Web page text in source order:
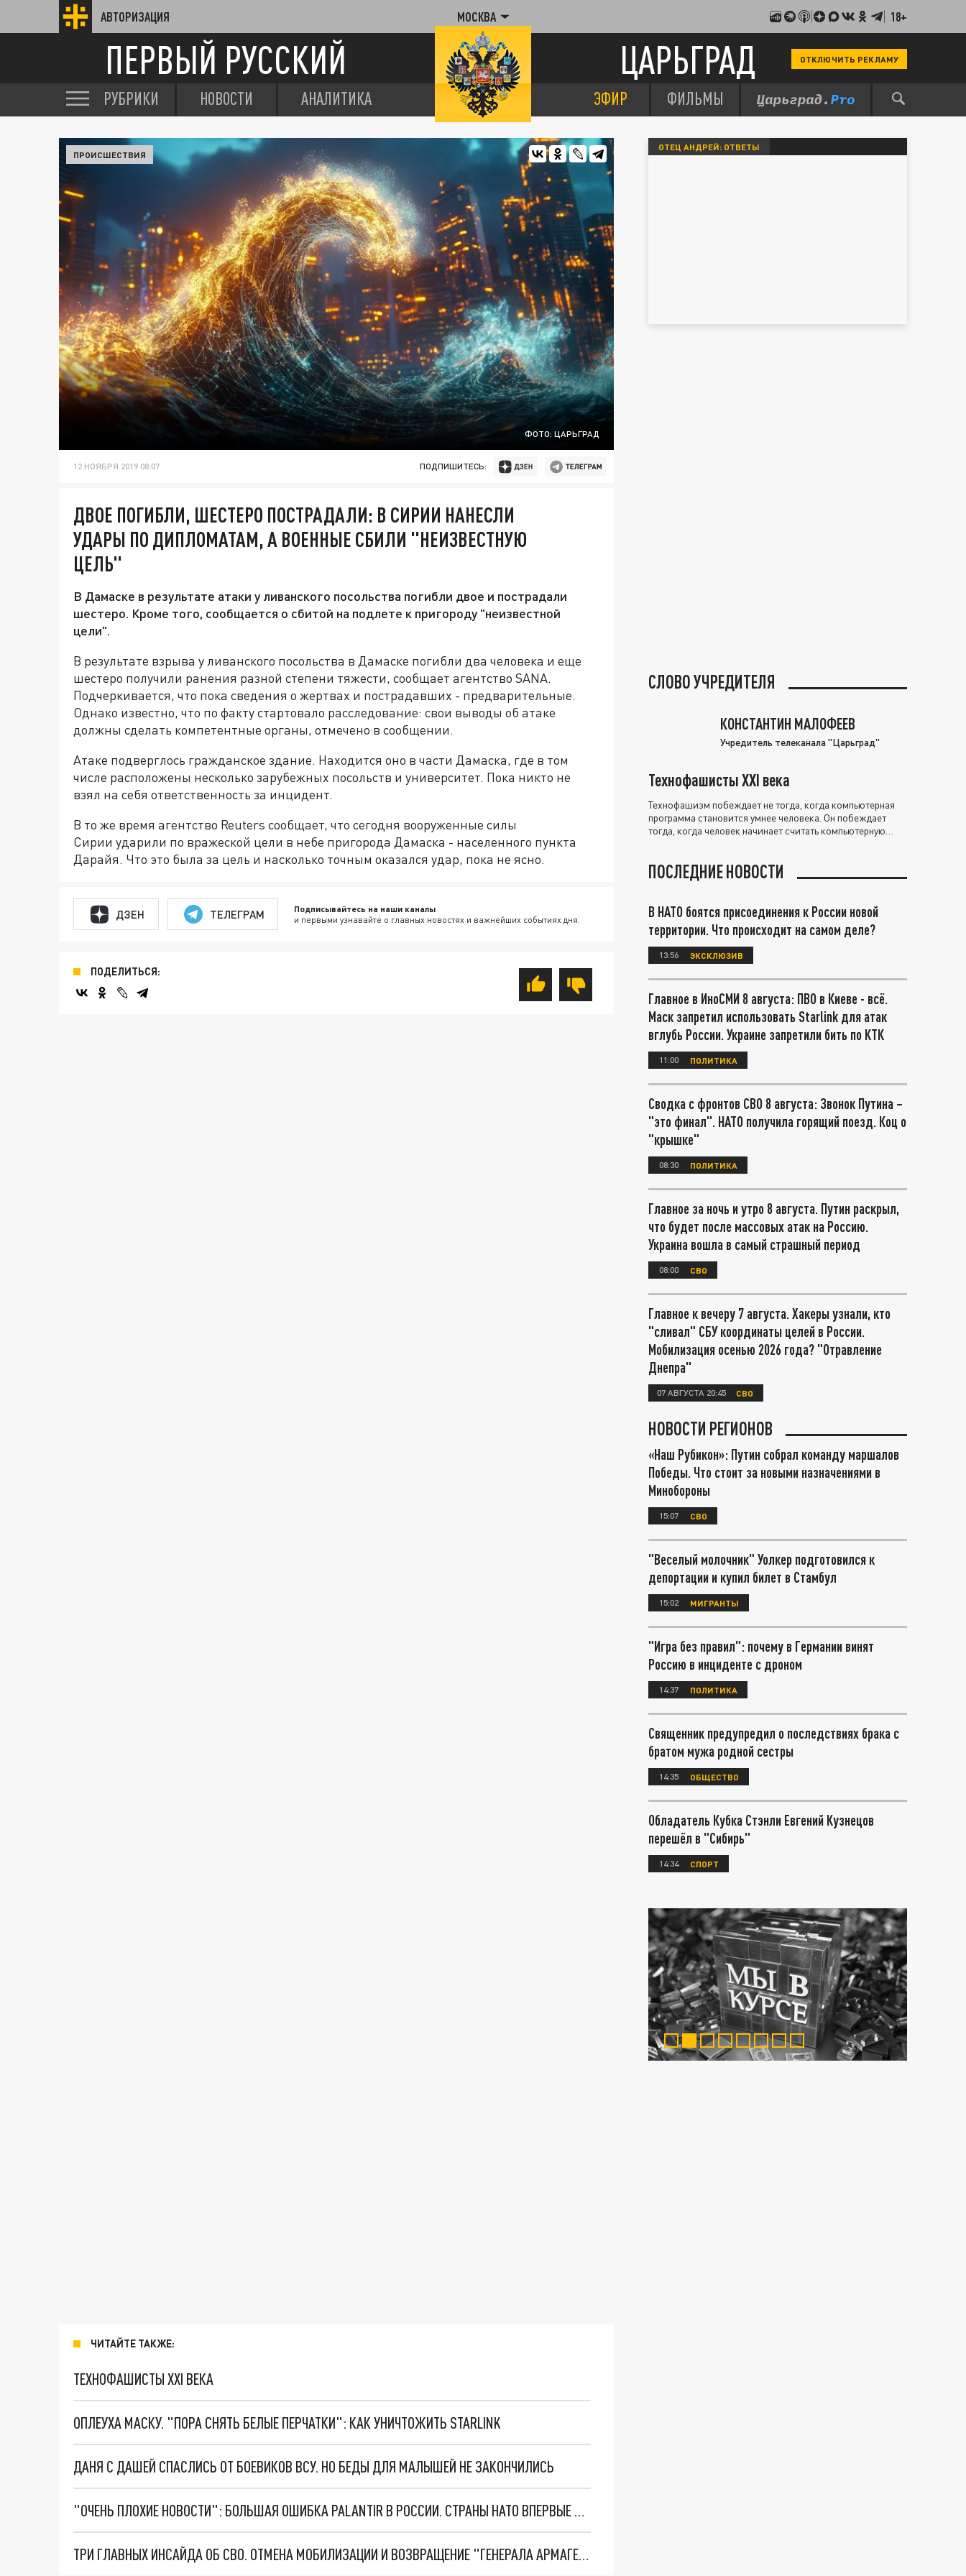
АВТОРИЗАЦИЯ МОСКВА 18+
ПЕРВЫЙ РУССКИЙ ЦАРЬГРАД ОТКЛЮЧИТЬ РЕКЛАМУ
РУБРИКИ НОВОСТИ АНАЛИТИКА ЭФИР ФИЛЬМЫ
ФОТО: ЦАРЬГРАД
ПРОИСШЕСТВИЯ
12 НОЯБРЯ 2019 08:07 ПОДПИШИТЕСЬ:
ДВОЕ ПОГИБЛИ, ШЕСТЕРО ПОСТРАДАЛИ: В СИРИИ НАНЕСЛИ
УДАРЫ ПО ДИПЛОМАТАМ, А ВОЕННЫЕ СБИЛИ "НЕИЗВЕСТНУЮ
ЦЕЛЬ"
В Дамаске в результате атаки у ливанского посольства погибли двое и пострадали
шестеро. Кроме того, сообщается о сбитой на подлете к пригороду "неизвестной
цели".
В результате взрыва у ливанского посольства в Дамаске погибли два человека и еще
шестеро получили ранения разной степени тяжести, сообщает агентство SANA.
Подчеркивается, что пока сведения о жертвах и пострадавших - предварительные.
Однако известно, что по факту стартовало расследование: свои выводы об атаке
должны сделать компетентные органы, отмечено в сообщении.
Атаке подверглось гражданское здание. Находится оно в части Дамаска, где в том
числе расположены несколько зарубежных посольств и университет. Пока никто не
взял на себя ответственность за инцидент.
В то же время агентство Reuters сообщает, что сегодня вооруженные силы
Сирии ударили по вражеской цели в небе пригорода Дамаска - населенного пункта
Дарайя. Что это была за цель и насколько точным оказался удар, пока не ясно.
ДЗЕН ТЕЛЕГРАМ Подписывайтесь на наши каналы
и первыми узнавайте о главных новостях и важнейших событиях дня.
ПОДЕЛИТЬСЯ:
ЧИТАЙТЕ ТАКЖЕ:
ТЕХНОФАШИСТЫ XXI ВЕКА
ОПЛЕУХА МАСКУ. "ПОРА СНЯТЬ БЕЛЫЕ ПЕРЧАТКИ": КАК УНИЧТОЖИТЬ STARLINK
ДАНЯ С ДАШЕЙ СПАСЛИСЬ ОТ БОЕВИКОВ ВСУ. НО БЕДЫ ДЛЯ МАЛЫШЕЙ НЕ ЗАКОНЧИЛИСЬ
"ОЧЕНЬ ПЛОХИЕ НОВОСТИ": БОЛЬШАЯ ОШИБКА PALANTIR В РОССИИ. СТРАНЫ НАТО ВПЕРВЫЕ ЗА СВО ОСТАНОВИЛИ ПОСТАВКИ ОРУЖИЯ. ВСУ ТЕРЯЮТ ПРИГРАНИЧЬЕ?
ТРИ ГЛАВНЫХ ИНСАЙДА ОБ СВО. ОТМЕНА МОБИЛИЗАЦИИ И ВОЗВРАЩЕНИЕ "ГЕНЕРАЛА АРМАГЕДДОНА"? ОТЛИЧНЫЕ НОВОСТИ, КОТОРЫЕ ЖДАЛИ ВСЕ
ОТЕЦ АНДРЕЙ: ОТВЕТЫ
СЛОВО УЧРЕДИТЕЛЯ
КОНСТАНТИН МАЛОФЕЕВ
Учредитель телеканала "Царьград"
Технофашисты XXI века
Технофашизм побеждает не тогда, когда компьютерная
программа становится умнее человека. Он побеждает
тогда, когда человек начинает считать компьютерную
ПОСЛЕДНИЕ НОВОСТИ
В НАТО боятся присоединения к России новой
территории. Что происходит на самом деле?
13:56 ЭКСКЛЮЗИВ
Главное в ИноСМИ 8 августа: ПВО в Киеве - всё.
Маск запретил использовать Starlink для атак
вглубь России. Украине запретили бить по КТК
11:00 ПОЛИТИКА
Сводка с фронтов СВО 8 августа: Звонок Путина –
"это финал". НАТО получила горящий поезд. Коц о
"крышке"
08:30 ПОЛИТИКА
Главное за ночь и утро 8 августа. Путин раскрыл,
что будет после массовых атак на Россию.
Украина вошла в самый страшный период
08:00 СВО
Главное к вечеру 7 августа. Хакеры узнали, кто
"сливал" СБУ координаты целей в России.
Мобилизация осенью 2026 года? "Отравление
Днепра"
07 АВГУСТА 20:45 СВО
НОВОСТИ РЕГИОНОВ
«Наш Рубикон»: Путин собрал команду маршалов
Победы. Что стоит за новыми назначениями в
Минобороны
15:07 СВО
"Веселый молочник" Уолкер подготовился к
депортации и купил билет в Стамбул
15:02 МИГРАНТЫ
"Игра без правил": почему в Германии винят
Россию в инциденте с дроном
14:37 ПОЛИТИКА
Священник предупредил о последствиях брака с
братом мужа родной сестры
14:35 ОБЩЕСТВО
Обладатель Кубка Стэнли Евгений Кузнецов
перешёл в "Сибирь"
14:34 СПОРТ